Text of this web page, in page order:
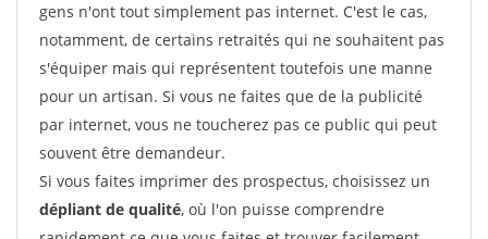
gens n'ont tout simplement pas internet. C'est le cas,
notamment, de certains retraités qui ne souhaitent pas
s'équiper mais qui représentent toutefois une manne
pour un artisan. Si vous ne faites que de la publicité
par internet, vous ne toucherez pas ce public qui peut
souvent être demandeur.
Si vous faites imprimer des prospectus, choisissez un
dépliant de qualité, où l'on puisse comprendre